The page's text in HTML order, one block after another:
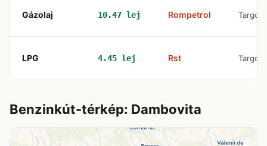
Gázolaj 10.47 lej Rompetrol
LPG 4.45 lej Rst
Benzinkút-térkép: Dambovita